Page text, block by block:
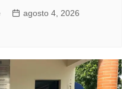
agosto 4, 2026